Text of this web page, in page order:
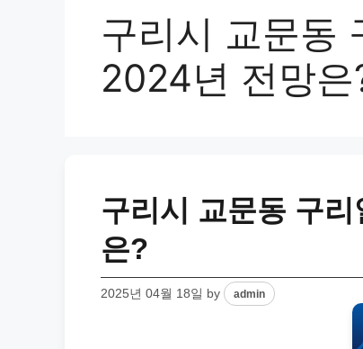
구리시 교문동
2024년 전망은
구리시 교문동 구
은?
2025년 04월 18일 by admin